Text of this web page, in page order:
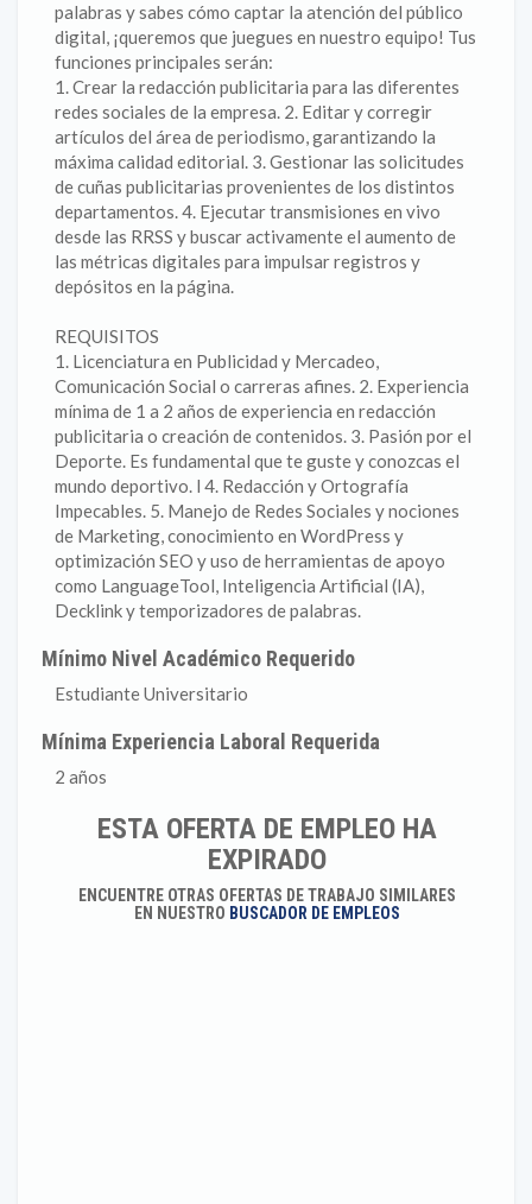
palabras y sabes cómo captar la atención del público
digital, ¡queremos que juegues en nuestro equipo! Tus
funciones principales serán:
1. Crear la redacción publicitaria para las diferentes
redes sociales de la empresa. 2. Editar y corregir
artículos del área de periodismo, garantizando la
máxima calidad editorial. 3. Gestionar las solicitudes
de cuñas publicitarias provenientes de los distintos
departamentos. 4. Ejecutar transmisiones en vivo
desde las RRSS y buscar activamente el aumento de
las métricas digitales para impulsar registros y
depósitos en la página.
REQUISITOS
1. Licenciatura en Publicidad y Mercadeo,
Comunicación Social o carreras afines. 2. Experiencia
mínima de 1 a 2 años de experiencia en redacción
publicitaria o creación de contenidos. 3. Pasión por el
Deporte. Es fundamental que te guste y conozcas el
mundo deportivo. l 4. Redacción y Ortografía
Impecables. 5. Manejo de Redes Sociales y nociones
de Marketing, conocimiento en WordPress y
optimización SEO y uso de herramientas de apoyo
como LanguageTool, Inteligencia Artificial (IA),
Decklink y temporizadores de palabras.
Mínimo Nivel Académico Requerido
Estudiante Universitario
Mínima Experiencia Laboral Requerida
2 años
ESTA OFERTA DE EMPLEO HA
EXPIRADO
ENCUENTRE OTRAS OFERTAS DE TRABAJO SIMILARES
EN NUESTRO BUSCADOR DE EMPLEOS